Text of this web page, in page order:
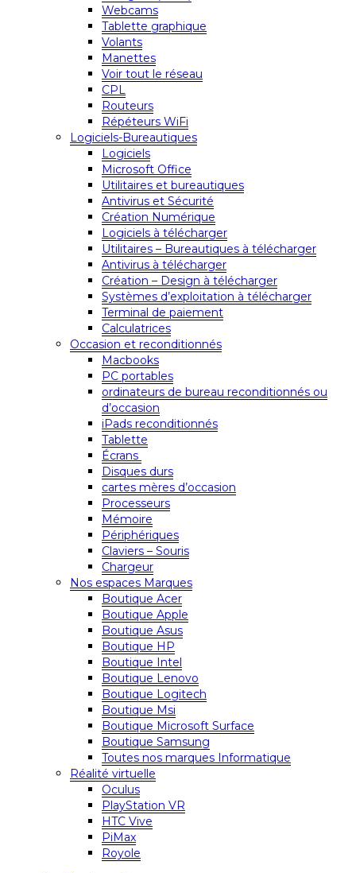
Webcams
Tablette graphique
Volants
Manettes
Voir tout le réseau
CPL
Routeurs
Répéteurs WiFi
Logiciels-Bureautiques
Logiciels
Microsoft Office
Utilitaires et bureautiques
Antivirus et Sécurité
Création Numérique
Logiciels à télécharger
Utilitaires – Bureautiques à télécharger
Antivirus à télécharger
Création – Design à télécharger
Systèmes d’exploitation à télécharger
Terminal de paiement
Calculatrices
Occasion et reconditionnés
Macbooks
PC portables
ordinateurs de bureau reconditionnés ou
d’occasion
iPads reconditionnés
Tablette
Écrans
Disques durs
cartes mères d’occasion
Processeurs
Mémoire
Périphériques
Claviers – Souris
Chargeur
Nos espaces Marques
Boutique Acer
Boutique Apple
Boutique Asus
Boutique HP
Boutique Intel
Boutique Lenovo
Boutique Logitech
Boutique Msi
Boutique Microsoft Surface
Boutique Samsung
Toutes nos marques Informatique
Réalité virtuelle
Oculus
PlayStation VR
HTC Vive
PiMax
Royole